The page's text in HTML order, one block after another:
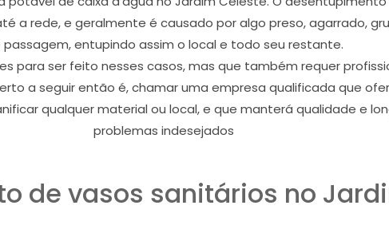
a rede, e geralmente é causado por algo preso, agarrado,
passagem, entupindo assim o local e todo seu restante.
para ser feito nesses casos, mas que também requer
a seguir então é, chamar uma empresa qualificada que
qualquer material ou local, e que manterá qualidade e
problemas indesejados
de vasos sanitários no